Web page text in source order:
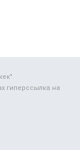
гиперссылка на